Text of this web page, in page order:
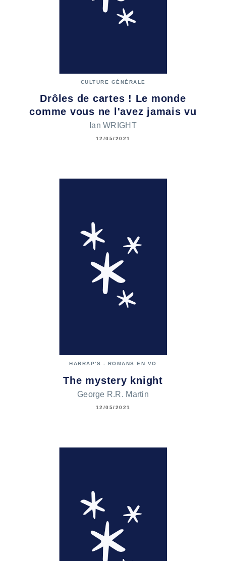
CULTURE GÉNÉRALE
Drôles de cartes ! Le monde
comme vous ne l'avez jamais vu
Ian WRIGHT
12/05/2021
HARRAP'S - ROMANS EN VO
The mystery knight
George R.R. Martin
12/05/2021